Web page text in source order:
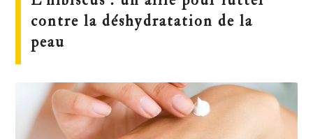
contre la déshydratation de la
peau